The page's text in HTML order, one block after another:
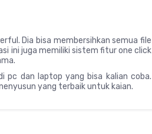
Dia bisa membersihkan semua file
ini juga memiliki sistem fitur one click
pc dan laptop yang bisa kalian coba.
yang terbaik untuk kaian.